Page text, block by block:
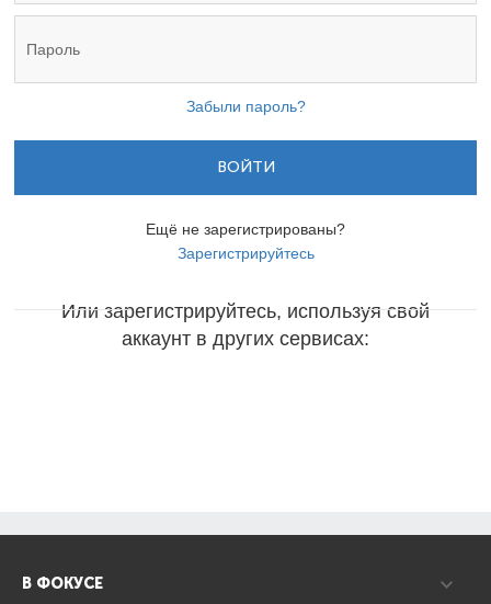
Забыли пароль?
ВОЙТИ
Ещё не зарегистрированы?
Зарегистрируйтесь
Или зарегистрируйтесь, используя свой
аккаунт в других сервисах:
В ФОКУСЕ